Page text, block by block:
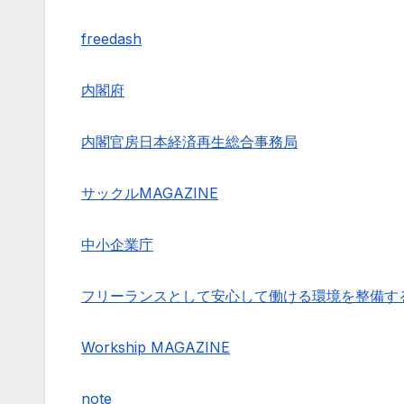
freedash
内閣府
内閣官房日本経済再生総合事務局
サックルMAGAZINE
中小企業庁
フリーランスとして安心して働ける環境を整備
Workship MAGAZINE
note